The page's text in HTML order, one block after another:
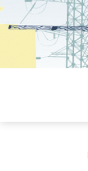
Перейти
содержимому